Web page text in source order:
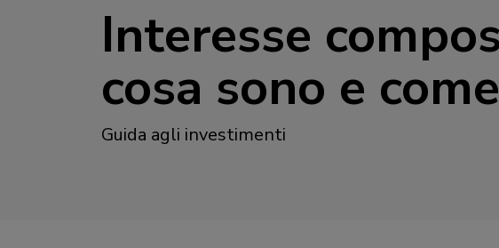
Interesse
cosa sono e
Guida agli investimenti